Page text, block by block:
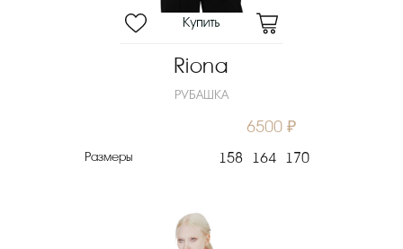
Riona
РУБАШКА
6500 ₽
Размеры 158 164 170